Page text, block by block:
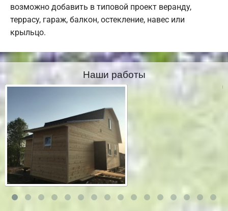
возможно добавить в типовой проект веранду,
террасу, гараж, балкон, остекление, навес или
крыльцо.
Наши работы